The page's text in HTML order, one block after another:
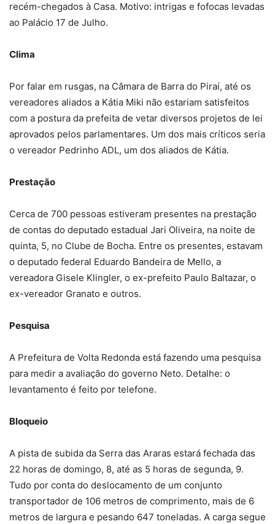
recém-chegados à Casa. Motivo: intrigas e fofocas levadas
ao Palácio 17 de Julho.
Clima
Por falar em rusgas, na Câmara de Barra do Piraí, até os
vereadores aliados a Kátia Miki não estariam satisfeitos
com a postura da prefeita de vetar diversos projetos de lei
aprovados pelos parlamentares. Um dos mais críticos seria
o vereador Pedrinho ADL, um dos aliados de Kátia.
Prestação
Cerca de 700 pessoas estiveram presentes na prestação
de contas do deputado estadual Jari Oliveira, na noite de
quinta, 5, no Clube de Bocha. Entre os presentes, estavam
o deputado federal Eduardo Bandeira de Mello, a
vereadora Gisele Klingler, o ex-prefeito Paulo Baltazar, o
ex-vereador Granato e outros.
Pesquisa
A Prefeitura de Volta Redonda está fazendo uma pesquisa
para medir a avaliação do governo Neto. Detalhe: o
levantamento é feito por telefone.
Bloqueio
A pista de subida da Serra das Araras estará fechada das
22 horas de domingo, 8, até as 5 horas de segunda, 9.
Tudo por conta do deslocamento de um conjunto
transportador de 106 metros de comprimento, mais de 6
metros de largura e pesando 647 toneladas. A carga segue